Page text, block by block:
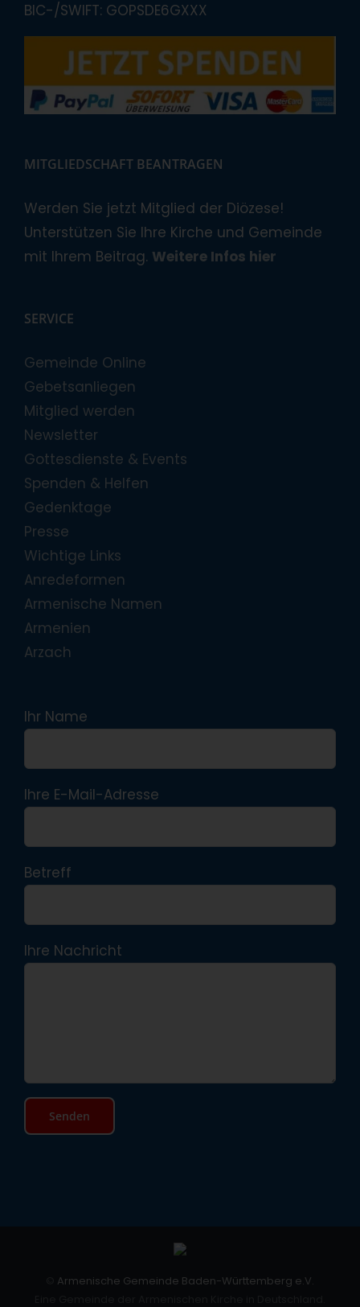
BIC-/SWIFT: GOPSDE6GXXX
MITGLIEDSCHAFT BEANTRAGEN
Werden Sie jetzt Mitglied der Diözese!
Unterstützen Sie Ihre Kirche und Gemeinde
mit Ihrem Beitrag. Weitere Infos hier
SERVICE
Gemeinde Online
Gebetsanliegen
Mitglied werden
Newsletter
Gottesdienste & Events
Spenden & Helfen
Gedenktage
Presse
Wichtige Links
Anredeformen
Armenische Namen
Armenien
Arzach
Ihr Name
Ihre E-Mail-Adresse
Betreff
Ihre Nachricht
Armenische Gemeinde Baden-Württemberg e.V.